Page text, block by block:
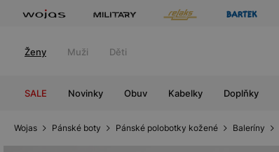
Ženy Muži Děti
SALE Novinky Obuv Kabelky Doplňky
Wojas Pánské boty Pánské polobotky kožené Baleríny